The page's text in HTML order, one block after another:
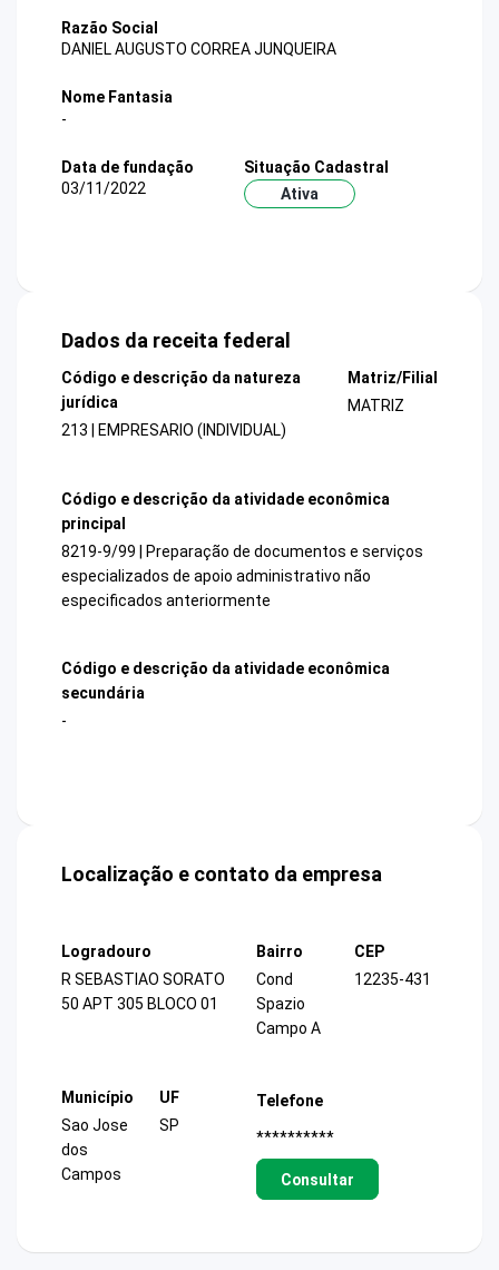
Razão Social
DANIEL AUGUSTO CORREA JUNQUEIRA
Nome Fantasia
-
Data de fundação
03/11/2022
Situação Cadastral
Ativa
Dados da receita federal
Código e descrição da natureza
jurídica
213 | EMPRESARIO (INDIVIDUAL)
Matriz/Filial
MATRIZ
Código e descrição da atividade econômica
principal
8219-9/99 | Preparação de documentos e serviços
especializados de apoio administrativo não
especificados anteriormente
Código e descrição da atividade econômica
secundária
-
Localização e contato da empresa
Logradouro
R SEBASTIAO SORATO
50 APT 305 BLOCO 01
Bairro
Cond
Spazio
Campo A
CEP
12235-431
Município
Sao Jose
dos
Campos
UF
SP
Telefone
**********
Consultar